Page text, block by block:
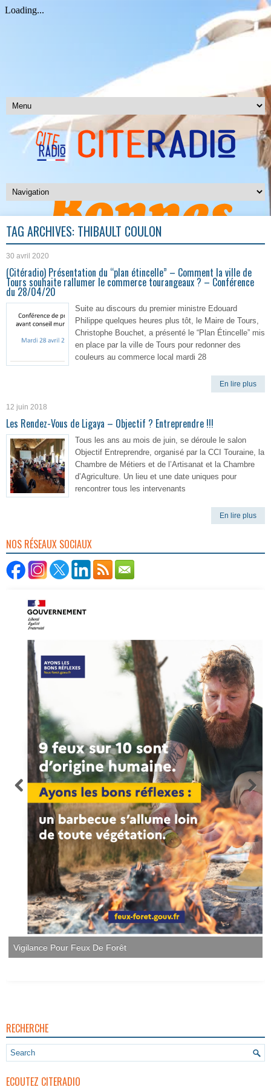
TAG ARCHIVES: THIBAULT COULON
30 avril 2020
(Citéradio) Présentation du “plan étincelle” – Comment la ville de
Tours souhaite rallumer le commerce tourangeaux ? – Conférence
du 28/04/20
Suite au discours du premier ministre Edouard
Philippe quelques heures plus tôt, le Maire de Tours,
Christophe Bouchet, a présenté le “Plan Étincelle” mis
en place par la ville de Tours pour redonner des
couleurs au commerce local mardi 28
En lire plus
12 juin 2018
Les Rendez-Vous de Ligaya – Objectif ? Entreprendre !!!
Tous les ans au mois de juin, se déroule le salon
Objectif Entreprendre, organisé par la CCI Touraine, la
Chambre de Métiers et de l’Artisanat et la Chambre
d’Agriculture. Un lieu et une date uniques pour
rencontrer tous les intervenants
En lire plus
NOS RÉSEAUX SOCIAUX
Vigilance Pour Feux De Forêt
RECHERCHE
ECOUTEZ CITERADIO